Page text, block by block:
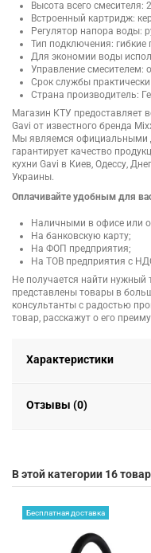
Высота всего смесителя:
Встроенный картридж:
Регулятор напора воды:
Тип подключения: гибкие
Для экономии воды
Управление смесителем:
Срок службы
Страна производитель:
Магазин КТУ предоставляет
Gavi от известного бренда
Мы являемся официальными
гарантирует качество
кухни Gavi в Киев, Одессу,
Украины.
Оплачивайте удобным для
Наличными в офисе или
На банковскую карту;
На ФОП предприятия;
На ТОВ предприятия с
Не получается найти нужный
представлены товары в
консультанты с радостью
товар, расскажут о его
Характеристики
Отзывы (0)
В этой категории 16
Бесплатная доставка